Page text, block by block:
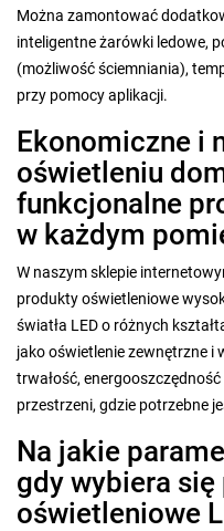
Można zamontować
inteligentne żarówki ledowe,
(możliwość ściemniania),
przy pomocy aplikacji.
Ekonomiczne i
oświetleniu
funkcjonalne
w każdym
W naszym sklepie
produkty oświetleniowe
światła LED o różnych
jako oświetlenie zewnętrzne i
trwałość,
przestrzeni, gdzie potrzebne
Na jakie
gdy wybiera
oświetleniowe